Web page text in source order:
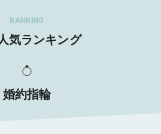
RANKING
気ランキング
婚約指輪